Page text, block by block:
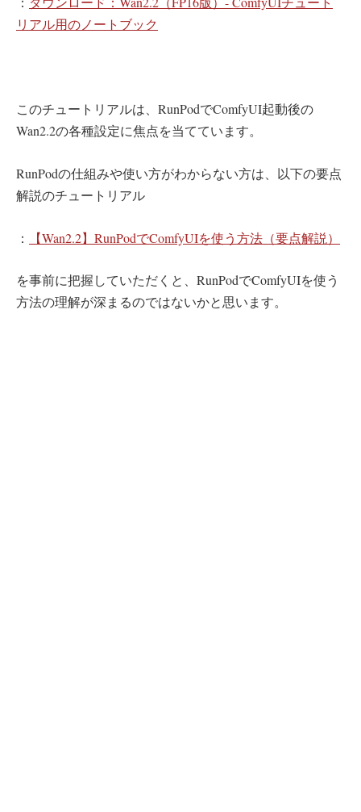
リアル用のノートブック
このチュートリアルは、RunPodでComfyUI起動後の
Wan2.2の各種設定に焦点を当てています。
RunPodの仕組みや使い方がわからない方は、以下の要点
解説のチュートリアル
： 【Wan2.2】RunPodでComfyUIを使う方法（要点解説）
を事前に把握していただくと、RunPodでComfyUIを使う
方法の理解が深まるのではないかと思います。